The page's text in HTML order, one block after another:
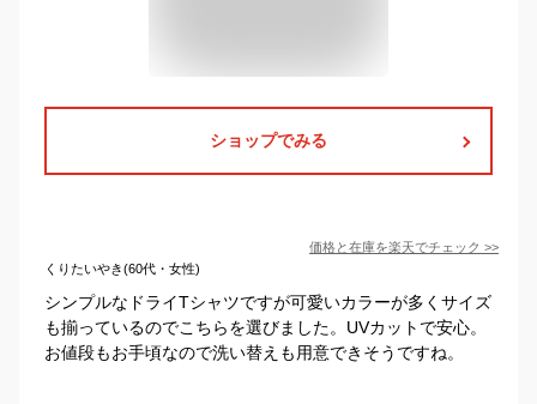
ショップでみる
価格と在庫を楽天でチェック >>
くりたいやき(60代・女性)
シンプルなドライTシャツですが可愛いカラーが多くサイズ
も揃っているのでこちらを選びました。UVカットで安心。
お値段もお手頃なので洗い替えも用意できそうですね。